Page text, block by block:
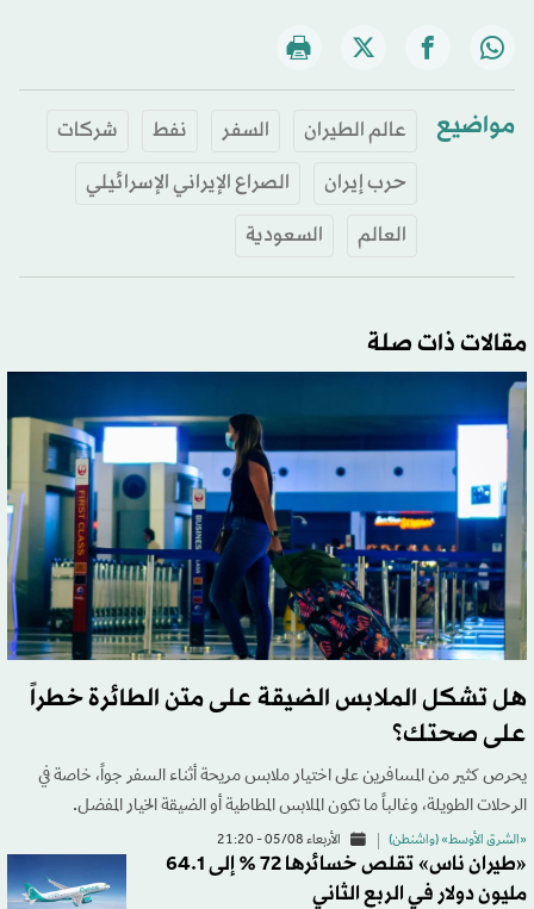
مواضيع عالم الطيران السفر نفط
شركات
حرب إيران
الصراع الإيراني الإسرائيلي
العالم
السعودية
مقالات ذات صلة
هل تشكل الملابس الضيقة على متن الطائرة خطراً
على صحتك؟
يحرص كثير من المسافرين على اختيار ملابس مريحة أثناء السفر جواً، خاصة في
الرحلات الطويلة، وغالباً ما تكون الملابس المطاطية أو الضيقة الخيار المفضل.
«الشرق الأوسط» (واشنطن) الأربعاء 05/08 - 21:20
«طيران ناس» تقلص خسائرها 72 % إلى 64.1
مليون دولار في الربع الثاني